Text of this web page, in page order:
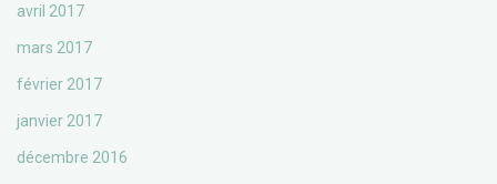
avril 2017
mars 2017
février 2017
janvier 2017
décembre 2016